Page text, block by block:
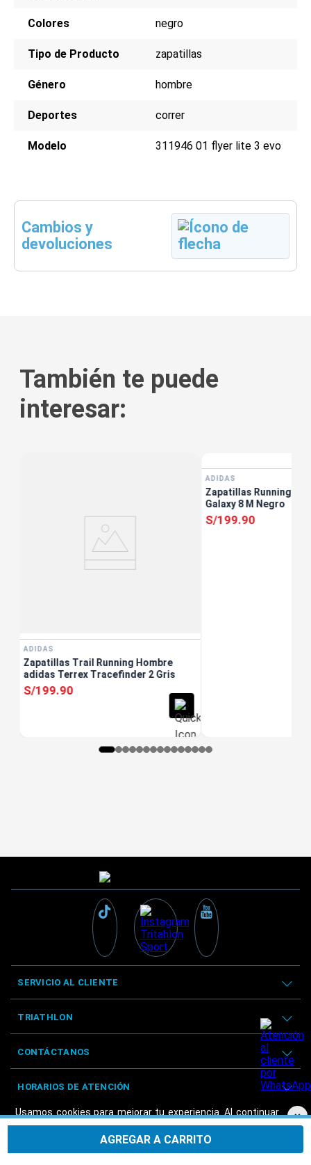
Usamos cookies para mejorar tu experiencia. Al continuar
navegando, aceptas nuestraPolítica de privacidad.
Aceptar
×
AGREGAR A CARRITO
Colores negro
Tipo de Producto zapatillas
Género hombre
Deportes correr
Modelo 311946 01 flyer lite 3 evo
Cambios y
devoluciones
También te puede
interesar:
ADIDAS
Zapatillas Trail Running Hombre
adidas Terrex Tracefinder 2 Gris
S/199.90
ADIDAS
Zapatillas Running
Galaxy 8 M Negro
S/199.90
SERVICIO AL CLIENTE
TRIATHLON
CONTÁCTANOS
HORARIOS DE ATENCIÓN
© Triathlon 2025 - Derechos reservados